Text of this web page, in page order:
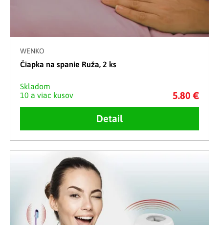
WENKO
Čiapka na spanie Ruža, 2 ks
Skladom
10 a viac kusov
5.80 €
Detail